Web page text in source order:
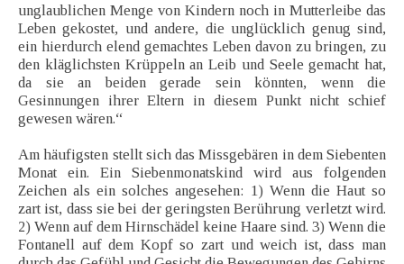
unglaublichen Menge von Kindern noch in Mutterleibe das
Leben gekostet, und andere, die unglücklich genug sind,
ein hierdurch elend gemachtes Leben davon zu bringen, zu
den kläglichsten Krüppeln an Leib und Seele gemacht hat,
da sie an beiden gerade sein könnten, wenn die
Gesinnungen ihrer Eltern in diesem Punkt nicht schief
gewesen wären.“
Am häufigsten stellt sich das Missgebären in dem Siebenten
Monat ein. Ein Siebenmonatskind wird aus folgenden
Zeichen als ein solches angesehen: 1) Wenn die Haut so
zart ist, dass sie bei der geringsten Berührung verletzt wird.
2) Wenn auf dem Hirnschädel keine Haare sind. 3) Wenn die
Fontanell auf dem Kopf so zart und weich ist, dass man